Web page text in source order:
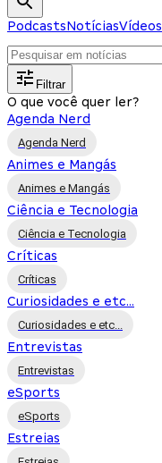
PodcastsNotíciasVídeos
Filtrar
O que você quer ler?
Agenda Nerd
Agenda Nerd
Animes e Mangás
Animes e Mangás
Ciência e Tecnologia
Ciência e Tecnologia
Críticas
Críticas
Curiosidades e etc...
Curiosidades e etc...
Entrevistas
Entrevistas
eSports
eSports
Estreias